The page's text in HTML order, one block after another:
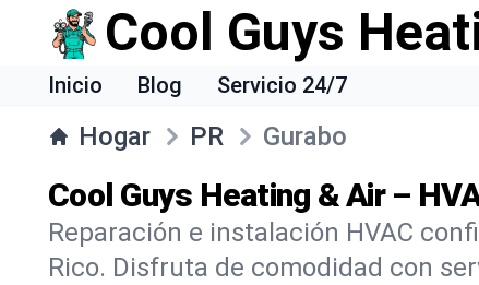
Cool Guys
Inicio Blog Servicio 24/7
Hogar PR Gurabo
Cool Guys Heating & Air –
Reparación e instalación HVAC
Rico. Disfruta de comodidad con